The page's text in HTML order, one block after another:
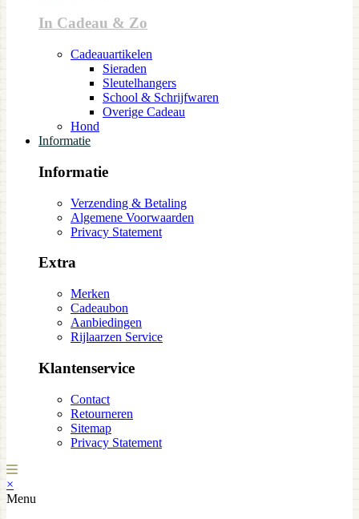
In Cadeau & Zo
Cadeauartikelen
Sieraden
Sleutelhangers
School & Schrijfwaren
Overige Cadeau
Hond
Informatie
Informatie
Verzending & Betaling
Algemene Voorwaarden
Privacy Statement
Extra
Merken
Cadeaubon
Aanbiedingen
Rijlaarzen Service
Klantenservice
Contact
Retourneren
Sitemap
Privacy Statement
×
Menu